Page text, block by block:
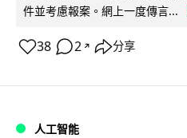
件並考慮報案。網上一度傳言...
38 2 ↗ 分享
人工智能